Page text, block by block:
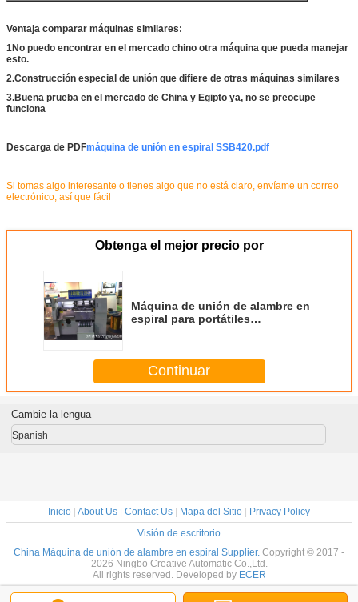
Ventaja comparar máquinas similares:
1No puedo encontrar en el mercado chino otra máquina que pueda manejar
esto.
2.Construcción especial de unión que difiere de otras máquinas similares
3.Buena prueba en el mercado de China y Egipto ya, no se preocupe
funciona
Descarga de PDFmáquina de unión en espiral SSB420.pdf
Si tomas algo interesante o tienes algo que no está claro, envíame un correo
electrónico, así que fácil
Obtenga el mejor precio por
Máquina de unión de alambre en
espiral para portátiles
Continuar
Cambie la lengua
Spanish
Inicio About Us Contact Us Mapa del Sitio
Privacy Policy
Visión de escritorio
China Máquina de unión de alambre en espiral Supplier. Copyright © 2017 -
2026 Ningbo Creative Automatic Co.,Ltd.
All rights reserved. Developed by ECER